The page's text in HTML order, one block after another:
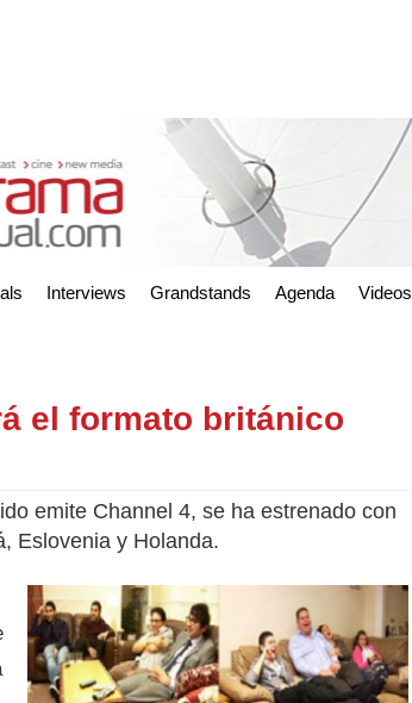
Interviews Grandstands Agenda Videos
el formato británico
emite Channel 4, se ha estrenado con
Eslovenia y Holanda.